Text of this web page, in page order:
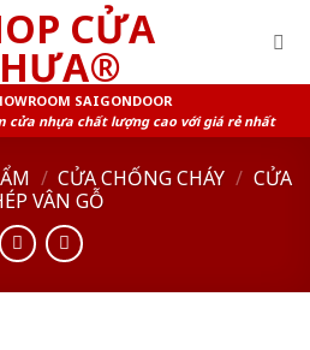
SAIGONDOOR
cửa nhựa chất lượng cao với giá rẻ nhất
/ CỬA CHỐNG CHÁY / CỬA
VÂN GỖ